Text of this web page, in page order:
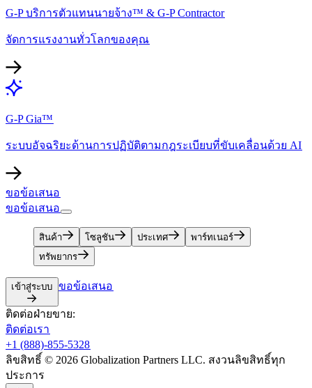
G-P บริการตัวแทนนายจ้าง™ & G-P Contractor​​
จัดการแรงงานทั่วโลกของคุณ​​
G-P Gia™​​
ระบบอัจฉริยะด้านการปฏิบัติตามกฎระเบียบที่ขับเคลื่อนด้วย AI​​
ขอข้อเสนอ​​
ขอข้อเสนอ​​
สินค้า​​ โซลูชัน​​ ประเทศ​​
พาร์ทเนอร์​​
ทรัพยากร​​
เข้าสู่ระบบ​​ ขอข้อเสนอ​​
ติดต่อฝ่ายขาย:​​
ติดต่อเรา​​
+1 (888)-855-5328​​
ลิขสิทธิ์ © 2026 Globalization Partners LLC. สงวนลิขสิทธิ์ทุก
ประการ​​